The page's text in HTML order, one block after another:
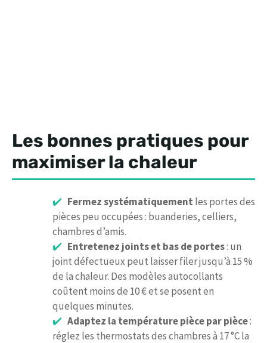
Les bonnes pratiques pour
maximiser la chaleur
Fermez systématiquement les portes des
pièces peu occupées : buanderies, celliers,
chambres d’amis.
Entretenez joints et bas de portes: un
joint défectueux peut laisser filer jusqu’à 15 %
de la chaleur. Des modèles autocollants
coûtent moins de 10 € et se posent en
quelques minutes.
Adaptez la température pièce par pièce:
réglez les thermostats des chambres à 17 °C la